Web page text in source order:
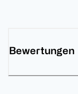
Bewertungen